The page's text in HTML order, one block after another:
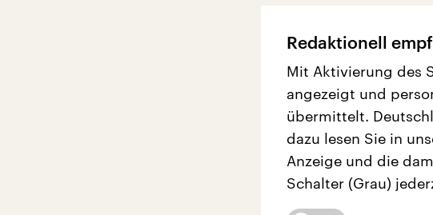
Redaktionell
Mit Aktivierung des
angezeigt und
übermittelt.
dazu lesen Sie in
Anzeige und die
Schalter (Grau)